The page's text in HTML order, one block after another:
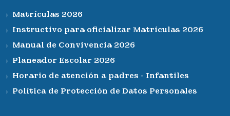
Matrículas 2026
Instructivo para oficializar Matrículas 2026
Manual de Convivencia 2026
Planeador Escolar 2026
Horario de atención a padres - Infantiles
Política de Protección de Datos Personales